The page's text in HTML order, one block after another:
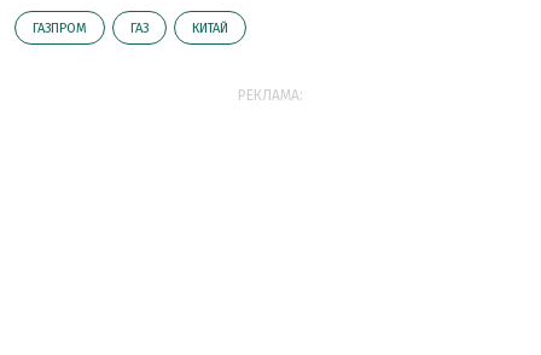
ГАЗПРОМ ГАЗ КИТАЙ
РЕКЛАМА: